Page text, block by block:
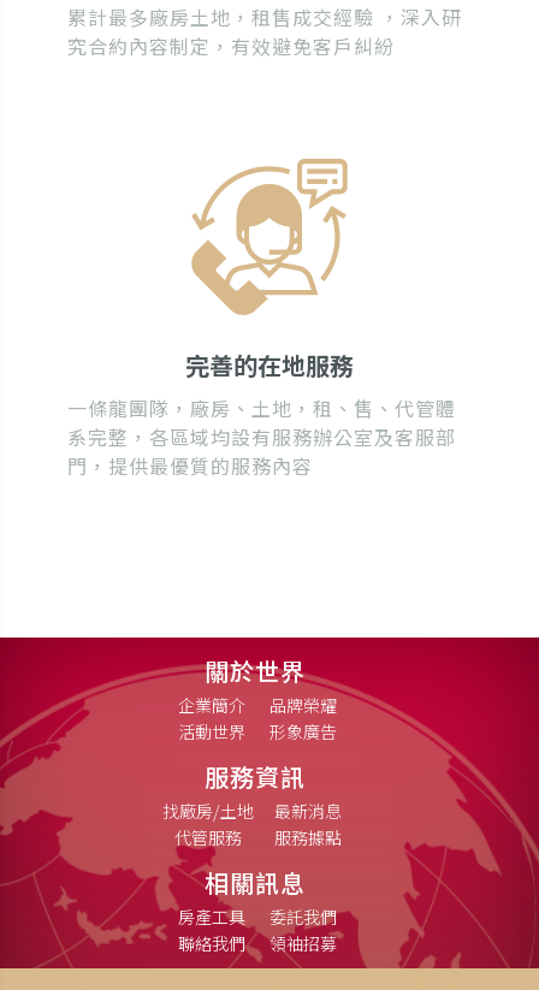
累計最多廠房土地，租售成交經驗 ，深入研
究合約內容制定，有效避免客戶糾紛
完善的在地服務
一條龍團隊，廠房、土地，租、售、代管體
系完整，各區域均設有服務辦公室及客服部
門，提供最優質的服務內容
關於世界
企業簡介
品牌榮耀
活動世界
形象廣告
服務資訊
找廠房/土地
最新消息
代管服務
服務據點
相關訊息
房產工具
委託我們
聯絡我們
領袖招募